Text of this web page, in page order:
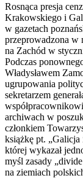
Rosnąca presja
Krakowskiego i
w gazetach
przeprowadzona w
na Zachód w
Podczas
Władysławem
ugrupowania
sekretarzem
archiwach w
członkiem
książkę pt.
której wykazał
myśl zasady
na ziemiach